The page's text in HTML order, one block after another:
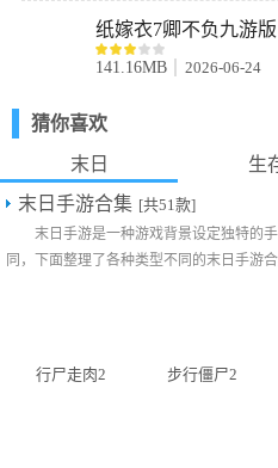
4、第一或第三人称自由切换，怎
纸嫁衣7卿不负九游版
141.16MB 2026-06-24
猜你喜欢
末日
生
末日手游合集 [共51款]
末日手游是一种游戏背景设定独特的
同，下面整理了各种类型不同的末日手游
行尸走肉2
步行僵尸2